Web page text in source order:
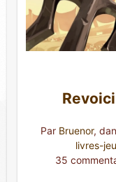
Par Bruenor,
livres-
35